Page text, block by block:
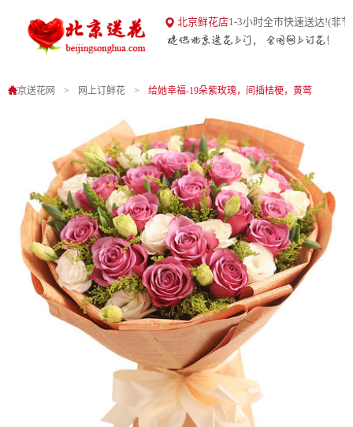
北京送花网
北京鲜花店1-3小时全市快速送达!(非
北京送花网 网上订鲜花 给她幸福-19朵紫玫瑰，间插桔梗，黄莺